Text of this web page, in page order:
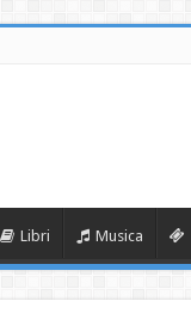
Libri Musica